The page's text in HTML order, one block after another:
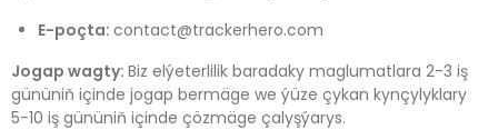
E-poçta: contact@trackerhero.com
Jogap wagty: Biz elýeterlilik baradaky maglumatlara 2-3 iş
gününiň içinde jogap bermäge we ýüze çykan kynçylyklary
5-10 iş gününiň içinde çözmäge çalyşýarys.